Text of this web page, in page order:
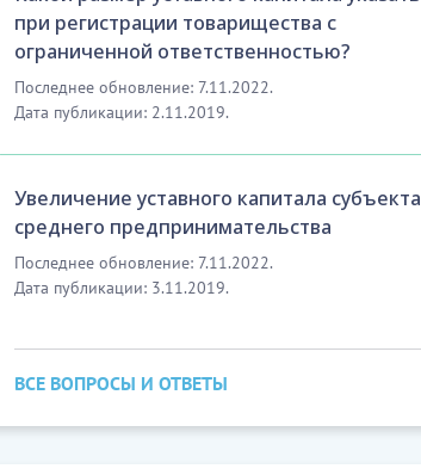
при регистрации товарищества с
ограниченной ответственностью?
Последнее обновление: 7.11.2022.
Дата публикации: 2.11.2019.
Увеличение уставного капитала субъекта
среднего предпринимательства
Последнее обновление: 7.11.2022.
Дата публикации: 3.11.2019.
ВСЕ ВОПРОСЫ И ОТВЕТЫ